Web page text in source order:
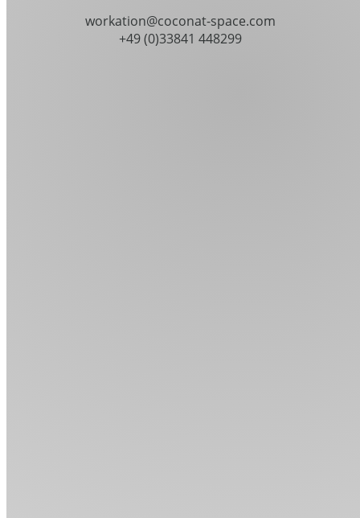
workation@coconat-space.com
+49 (0)33841 448299